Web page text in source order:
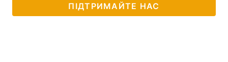
ПІДТРИМАЙТЕ НАС